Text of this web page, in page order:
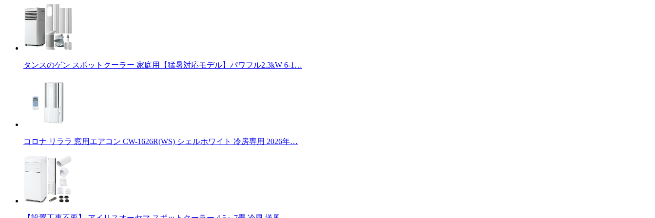
タンスのゲン スポットクーラー 家庭用【猛暑対応モデル】パワフル2.3kW 6-1…
コロナ リララ 窓用エアコン CW-1626R(WS) シェルホワイト 冷房専用 2026年…